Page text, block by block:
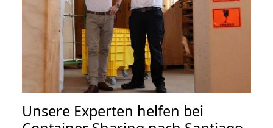
Unsere Experten helfen bei